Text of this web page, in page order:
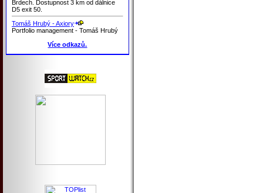
Brdech. Dostupnost 3 km od dálnice
D5 exit 50.
Tomáš Hrubý - Axiory
Portfolio management - Tomáš Hrubý
Více odkazů.